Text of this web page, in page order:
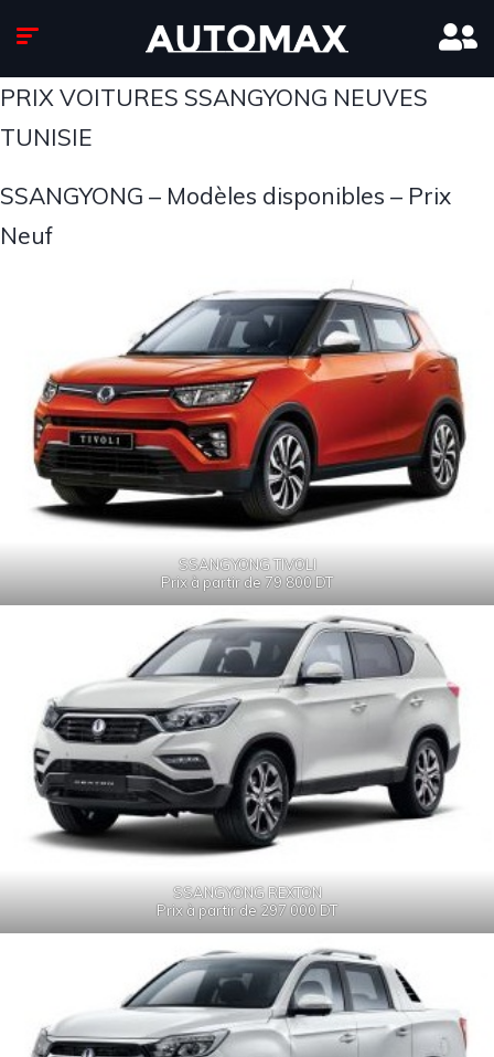
PRIX VOITURES SSANGYONG NEUVES
TUNISIE
SSANGYONG – Modèles disponibles – Prix
Neuf
SSANGYONG TIVOLI
Prix à partir de 79 800 DT
SSANGYONG REXTON
Prix à partir de 297 000 DT